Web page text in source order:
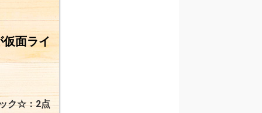
面ライ
ク☆：2点